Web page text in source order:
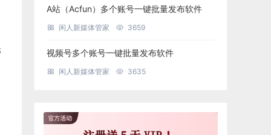
A站（Acfun）多个账号一键批量发布软件
闲人新媒体管家 3659
视频号多个账号一键批量发布软件
闲人新媒体管家 3635